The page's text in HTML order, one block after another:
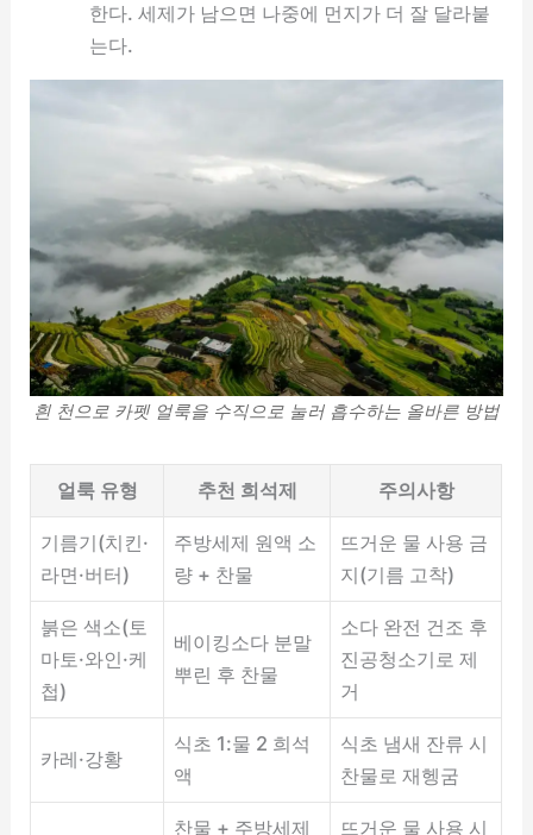
한다. 세제가 남으면 나중에 먼지가 더 잘 달라붙
는다.
흰 천으로 카펫 얼룩을 수직으로 눌러 흡수하는 올바른 방법
얼룩 유형 추천 희석제 주의사항
기름기(치킨·
라면·버터)
주방세제 원액 소
량 + 찬물
뜨거운 물 사용 금
지(기름 고착)
붉은 색소(토
마토·와인·케
첩)
베이킹소다 분말
뿌린 후 찬물
소다 완전 건조 후
진공청소기로 제
거
카레·강황
식초 1:물 2 희석
액
식초 냄새 잔류 시
찬물로 재헹굼
찬물 + 주방세제
뜨거운 물 사용 시